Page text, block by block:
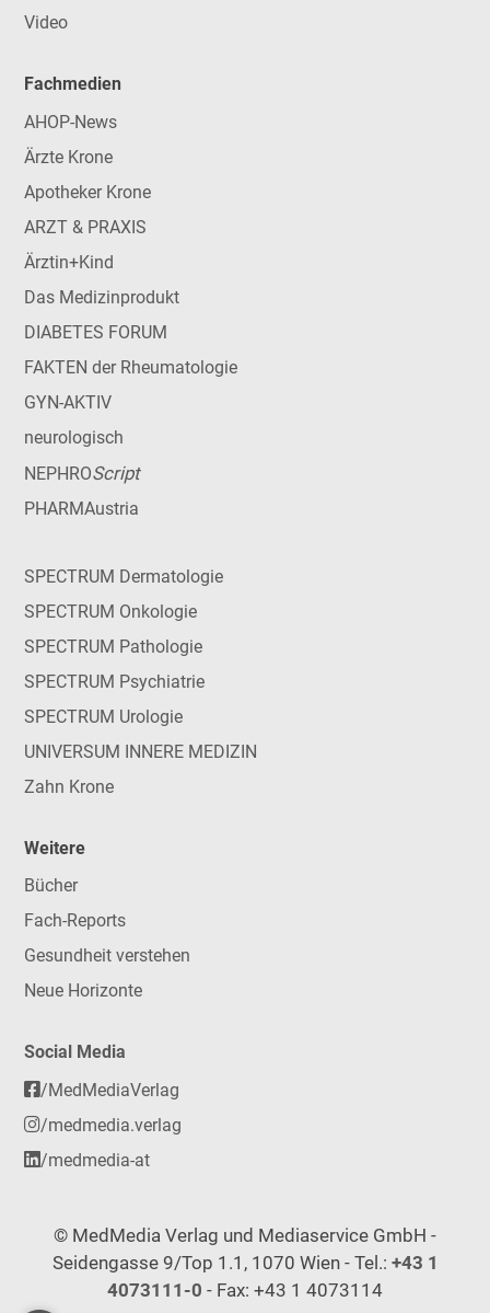
Video
Fachmedien
AHOP-News
Ärzte Krone
Apotheker Krone
ARZT & PRAXIS
Ärztin+Kind
Das Medizinprodukt
DIABETES FORUM
FAKTEN der Rheumatologie
GYN-AKTIV
neurologisch
NEPHROScript
PHARMAustria
SPECTRUM Dermatologie
SPECTRUM Onkologie
SPECTRUM Pathologie
SPECTRUM Psychiatrie
SPECTRUM Urologie
UNIVERSUM INNERE MEDIZIN
Zahn Krone
Weitere
Bücher
Fach-Reports
Gesundheit verstehen
Neue Horizonte
Social Media
/MedMediaVerlag
/medmedia.verlag
/medmedia-at
© MedMedia Verlag und Mediaservice GmbH -
Seidengasse 9/Top 1.1, 1070 Wien - Tel.: +43 1
4073111-0 - Fax: +43 1 4073114